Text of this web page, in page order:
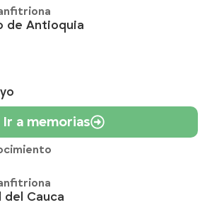
del Cauca
Ir a memorias
de Antioquia